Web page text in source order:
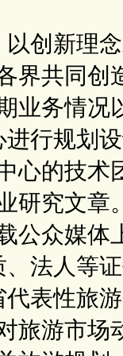
创新理
界共同创
业务情况
进行规划
心的技术
研究文章
公众媒体
法人等
表性旅
旅游市场